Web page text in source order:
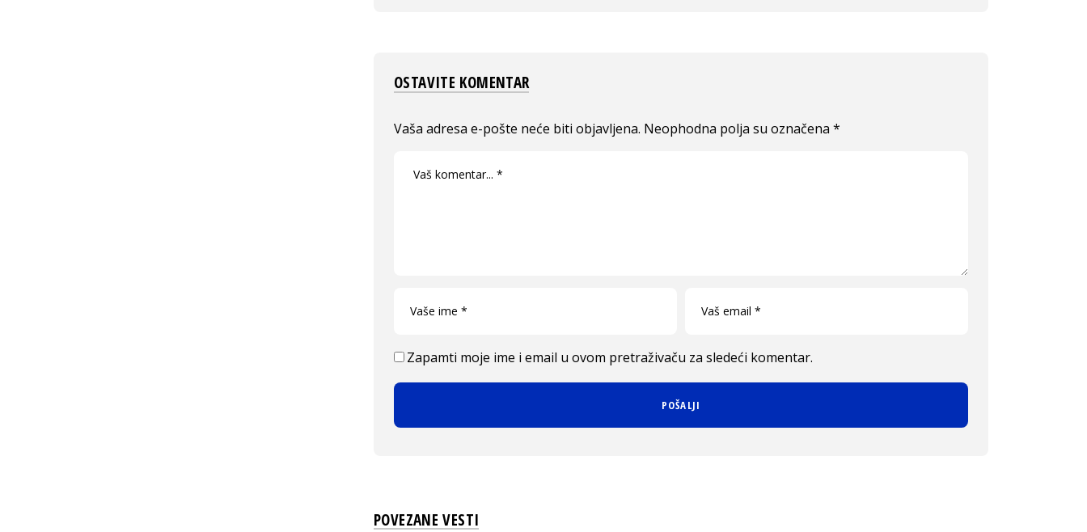
OSTAVITE KOMENTAR
Vaša adresa e-pošte neće biti objavljena. Neophodna polja su označena *
Zapamti moje ime i email u ovom pretraživaču za sledeći komentar.
POVEZANE VESTI